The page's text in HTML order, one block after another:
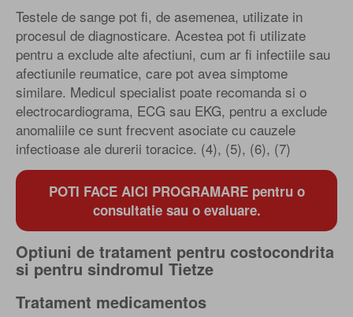
Testele de sange pot fi, de asemenea, utilizate in
procesul de diagnosticare. Acestea pot fi utilizate
pentru a exclude alte afectiuni, cum ar fi infectiile sau
afectiunile reumatice, care pot avea simptome
similare. Medicul specialist poate recomanda si o
electrocardiograma, ECG sau EKG, pentru a exclude
anomaliile ce sunt frecvent asociate cu cauzele
infectioase ale durerii toracice. (4), (5), (6), (7)
POTI FACE AICI PROGRAMARE pentru o
consultatie sau o evaluare.
Optiuni de tratament pentru costocondrita
si pentru sindromul Tietze
Tratament medicamentos